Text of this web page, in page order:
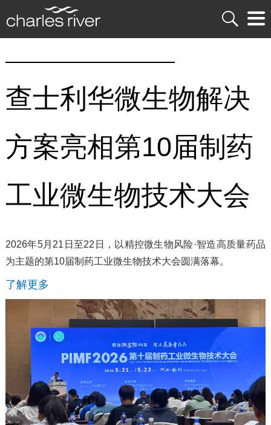
查士利华微生物解决
方案亮相第10届制药
工业微生物技术大会
2026年5月21日至22日，以精控微生物风险·智造高质量药品
为主题的第10届制药工业微生物技术大会圆满落幕。
了解更多